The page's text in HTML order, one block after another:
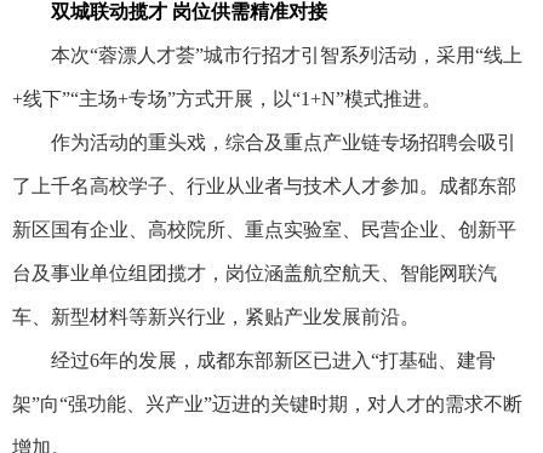
双城联动揽才 岗位供需精准对接
本次“蓉漂人才荟”城市行招才引智系列活动，采用“线上
+线下”“主场+专场”方式开展，以“1+N”模式推进。
作为活动的重头戏，综合及重点产业链专场招聘会吸引
了上千名高校学子、行业从业者与技术人才参加。成都东部
新区国有企业、高校院所、重点实验室、民营企业、创新平
台及事业单位组团揽才，岗位涵盖航空航天、智能网联汽
车、新型材料等新兴行业，紧贴产业发展前沿。
经过6年的发展，成都东部新区已进入“打基础、建骨
架”向“强功能、兴产业”迈进的关键时期，对人才的需求不断
增加。